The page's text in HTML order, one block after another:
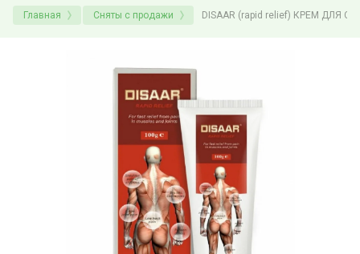
Главная Сняты с продажи DISAAR (rapid relief) КРЕМ ДЛЯ